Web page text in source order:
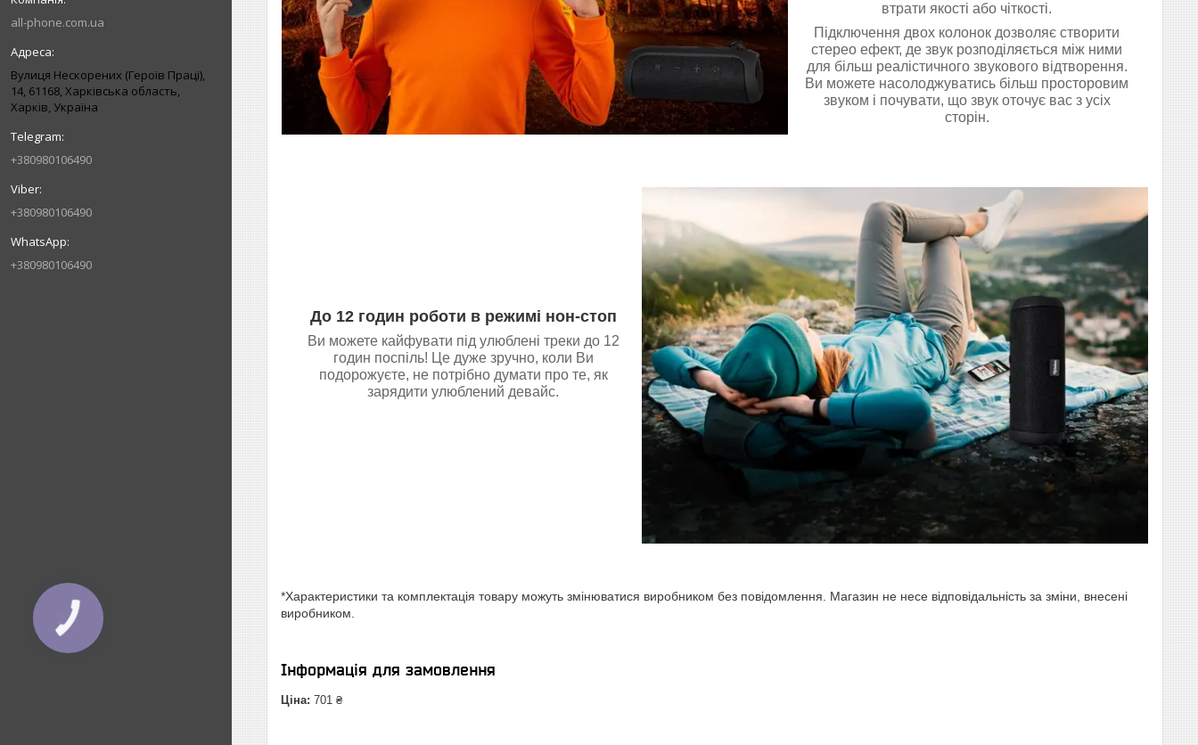
all-phone.com.ua
Вулиця Нескорених (Героїв Праці),
14, 61168, Харківська область,
Харків, Україна
+380980106490
+380980106490
+380980106490
втрати якості або чіткості.
Підключення двох колонок дозволяє створити
стерео ефект, де звук розподіляється між ними
для більш реалістичного звукового відтворення.
Ви можете насолоджуватись більш просторовим
звуком і почувати, що звук оточує вас з усіх
сторін.
До 12 годин роботи в режимі нон-стоп
Ви можете кайфувати під улюблені треки до 12
годин поспіль! Це дуже зручно, коли Ви
подорожуєте, не потрібно думати про те, як
зарядити улюблений девайс.
*Характеристики та комплектація товару можуть змінюватися виробником без повідомлення. Магазин не несе відповідальність за зміни, внесені
виробником.
Інформація для замовлення
Ціна: 701 ₴